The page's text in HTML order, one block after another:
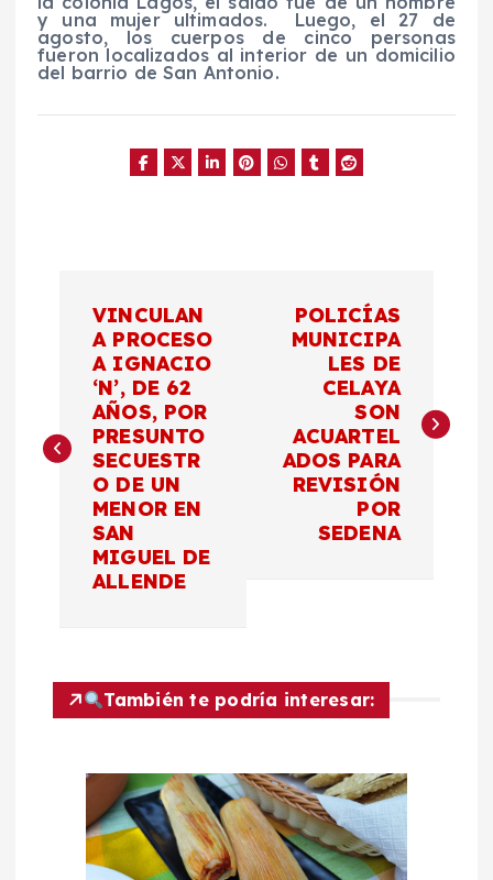
y una mujer ultimados.
Luego, el 27 de
agosto, los cuerpos de cinco personas
fueron localizados al interior de un domicilio
del barrio de San Antonio.
e
ó
VINCULAN
A PROCESO
A IGNACIO
‘N’, DE 62
AÑOS, POR
PRESUNTO
SECUESTR
O DE UN
MENOR EN
SAN
MIGUEL DE
ALLENDE
POLICÍAS
MUNICIPA
LES DE
CELAYA
SON
ACUARTEL
ADOS PARA
REVISIÓN
POR
SEDENA
También te podría interesar: